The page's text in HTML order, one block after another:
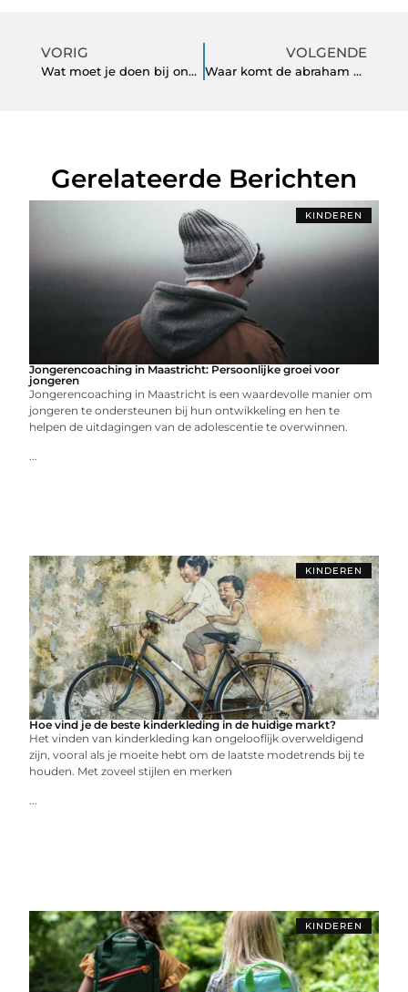
VORIG
Wat moet je doen bij onweer?
VOLGENDE
Waar komt de abraham pop vandaan?
Gerelateerde Berichten
KINDEREN
Jongerencoaching in Maastricht: Persoonlijke groei voor
jongeren
Jongerencoaching in Maastricht is een waardevolle manier om
jongeren te ondersteunen bij hun ontwikkeling en hen te
helpen de uitdagingen van de adolescentie te overwinnen.
...
KINDEREN
Hoe vind je de beste kinderkleding in de huidige markt?
Het vinden van kinderkleding kan ongelooflijk overweldigend
zijn, vooral als je moeite hebt om de laatste modetrends bij te
houden. Met zoveel stijlen en merken
...
KINDEREN